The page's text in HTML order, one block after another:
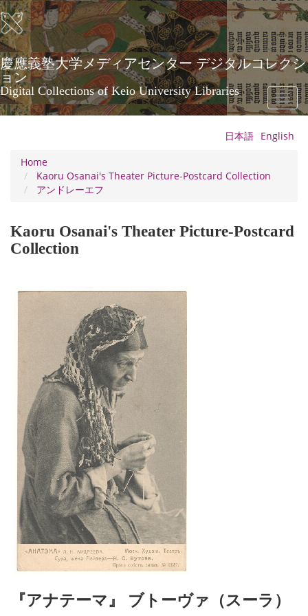
Skip
to
main
content
慶應義塾大学メディアセンター デジタルコレクシ
ョン
Digital Collections of Keio University Libraries
Toggle
日本語 English
Home
Kaoru Osanai's Theater Picture-Postcard Collection
アンドレーエフ
Kaoru Osanai's Theater Picture-Postcard
Collection
『アナテーマ』 ブトーヴァ（スーラ）